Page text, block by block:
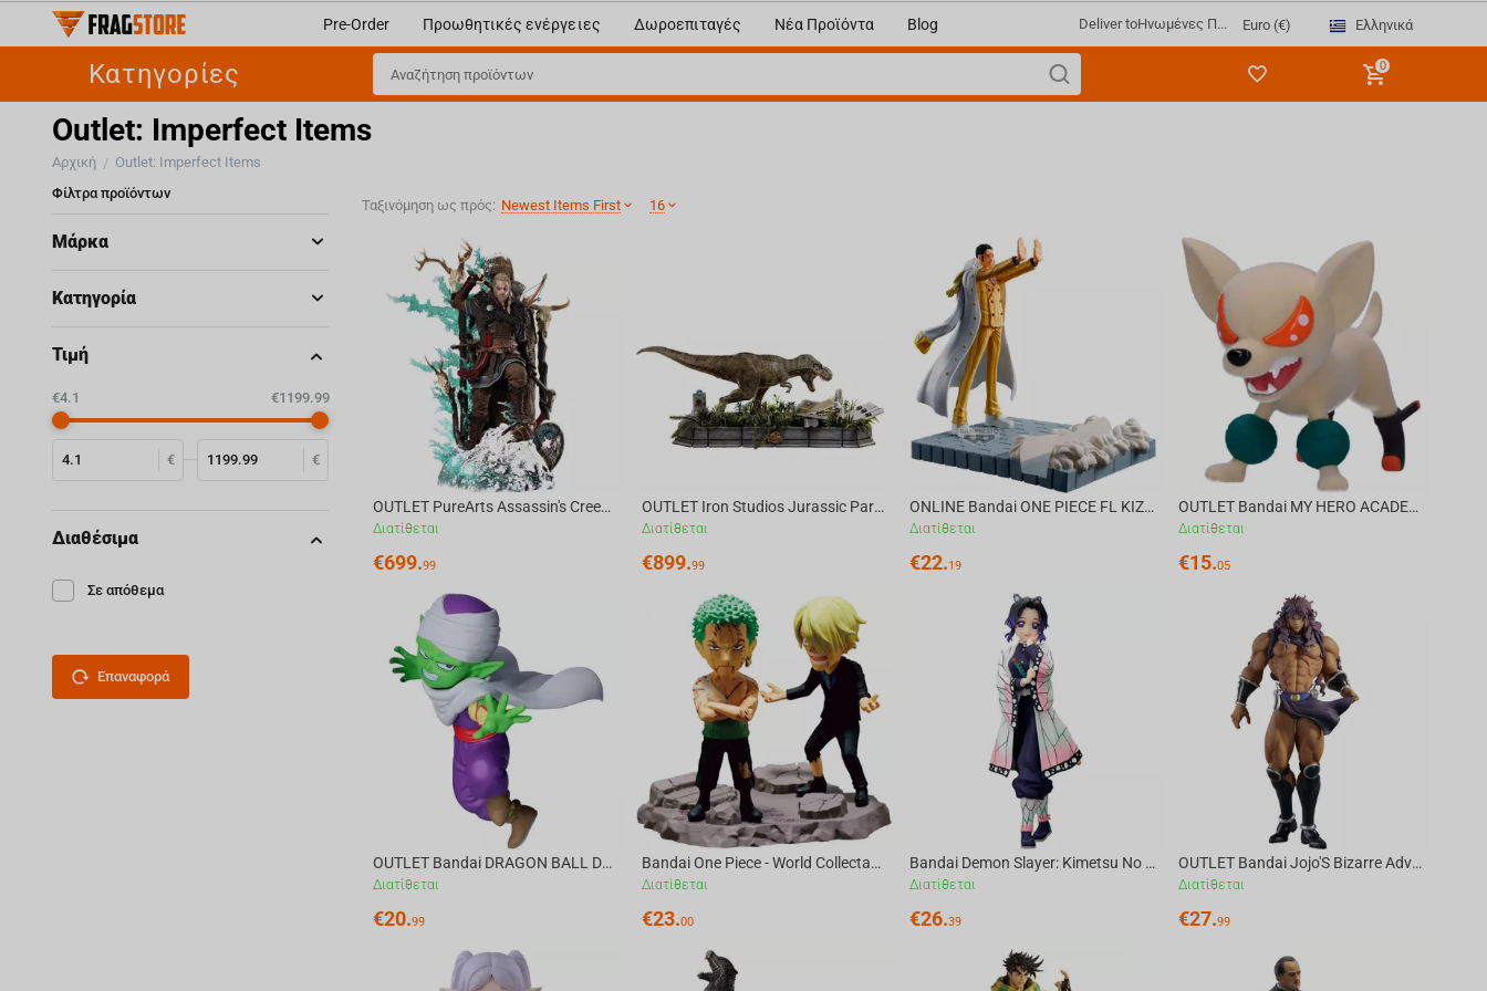
Pre-Order Προωθητικές ενέργειες Δωροεπιταγές Νέα Προϊόντα Blog Deliver toΗνωμένες Π... Euro (€) Ελληνικά
Κατηγορίες 0
Outlet: Imperfect Items
Αρχική / Outlet: Imperfect Items
Ταξινόμηση ως πρός: Newest Items First 16
OUTLET PureArts Assassin's Creed: Animus - Eivor Limited Edition High-end Statue Scal...
Διατίθεται
€699.99
OUTLET Iron Studios Jurassic Park - T-Rex attacks Donald Gennaro Statue Demi Scale 1/20
Διατίθεται
€899.99
ONLINE Bandai ONE PIECE FL KIZARU BORSALINO
Διατίθεται
€22.19
OUTLET Bandai MY HERO ACADEMIA Fluffy Puffy～DEKUSHEEP & BAKUDOG～(B:BAKUDOG)
Διατίθεται
€15.05
OUTLET Bandai DRAGON BALL DAIMA PICCOLO(MINI) FIGURE WITH PANEL
Διατίθεται
€20.99
Bandai One Piece - World Collectable Figure Log Stories-Roronoa Zoro & Sanji-"...Noth...
Διατίθεται
€23.00
Bandai Demon Slayer: Kimetsu No Yaiba - Glitter&Glamours Shinobu Kocho
Διατίθεται
€26.39
OUTLET Bandai Jojo'S Bizarre Adventure:Battle Tendency - Mometria Kars
Διατίθεται
€27.99
Φίλτρα προϊόντων
Μάρκα
Κατηγορία
Τιμή
€ €
‎€4.1 ‎€1199.99
Διαθέσιμα
Σε απόθεμα
Επαναφορά